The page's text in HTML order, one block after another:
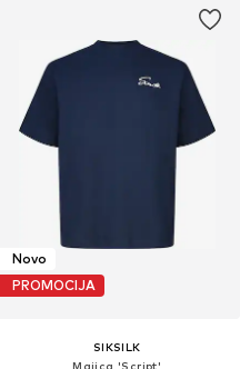
Novo
PROMOCIJA
SIKSILK
Majica 'Script'